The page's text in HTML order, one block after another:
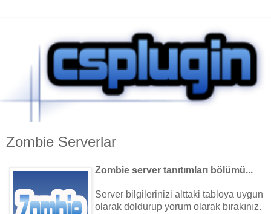
Zombie Serverlar
Zombie server tanıtımları bölümü...
Server bilgilerinizi alttaki tabloya uygun
olarak doldurup yorum olarak bırakınız.